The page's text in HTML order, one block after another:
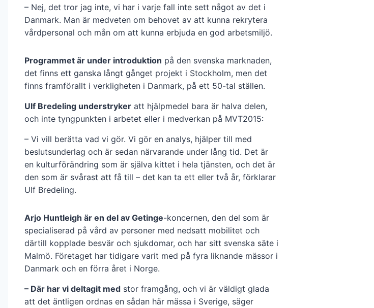
– Nej, det tror jag inte, vi har i varje fall inte sett något av det i
Danmark. Man är medveten om behovet av att kunna rekrytera
vårdpersonal och mån om att kunna erbjuda en god arbetsmiljö.
Programmet är under introduktion på den svenska marknaden,
det finns ett ganska långt gånget projekt i Stockholm, men det
finns framförallt i verkligheten i Danmark, på ett 50-tal ställen.
Ulf Bredeling understryker att hjälpmedel bara är halva delen,
och inte tyngpunkten i arbetet eller i medverkan på MVT2015:
– Vi vill berätta vad vi gör. Vi gör en analys, hjälper till med
beslutsunderlag och är sedan närvarande under lång tid. Det är
en kulturförändring som är själva kittet i hela tjänsten, och det är
den som är svårast att få till – det kan ta ett eller två år, förklarar
Ulf Bredeling.
Arjo Huntleigh är en del av Getinge-koncernen, den del som är
specialiserad på vård av personer med nedsatt mobilitet och
därtill kopplade besvär och sjukdomar, och har sitt svenska säte i
Malmö. Företaget har tidigare varit med på fyra liknande mässor i
Danmark och en förra året i Norge.
– Där har vi deltagit med stor framgång, och vi är väldigt glada
att det äntligen ordnas en sådan här mässa i Sverige, säger